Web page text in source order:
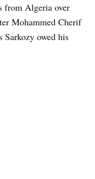
from Algeria over
Mohammed Cherif
Sarkozy owed his